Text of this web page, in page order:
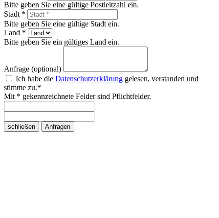
Bitte geben Sie eine gültige Postleitzahl ein.
Stadt *
Bitte geben Sie eine gültige Stadt ein.
Land *
Bitte geben Sie ein gültiges Land ein.
Anfrage (optional)
Ich habe die Datenschutzerklärung gelesen, verstanden und
stimme zu.*
Mit * gekennzeichnete Felder sind Pflichtfelder.
schließen Anfragen